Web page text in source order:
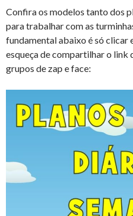
Confira os modelos tanto dos
para trabalhar com as
fundamental abaixo é só clicar
esqueça de compartilhar o link
grupos de zap e face: